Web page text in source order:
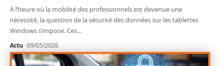
À l’heure où la mobilité des professionnels est devenue une
nécessité, la question de la sécurité des données sur les tablettes
Windows s’impose. Ces…
Actu 09/05/2026